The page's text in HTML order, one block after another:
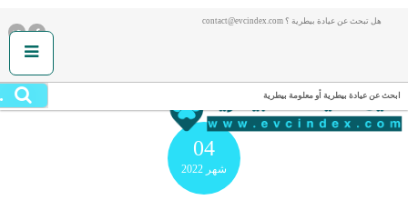
هل تبحث عن عيادة بيطرية ؟ contact@evcindex.com
ابحث عن عيادة بيطرية أو معلومة بيطرية
04
شهر 2022